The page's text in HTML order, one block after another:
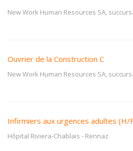
New Work Human Resources SA,
Ouvrier de la Construction C
New Work Human Resources SA,
Infirmiers aux urgences adultes (H/
Hôpital Riviera-Chablais - Rennaz